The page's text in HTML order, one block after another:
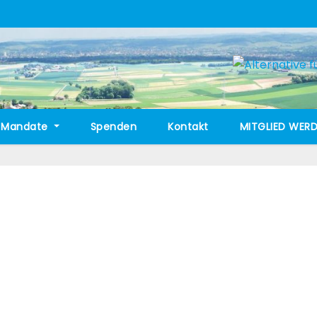
Mandate Spenden Kontakt MITGLIED